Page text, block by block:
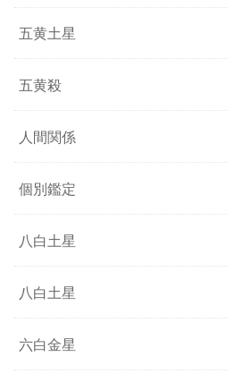
五黄土星
五黄殺
人間関係
個別鑑定
八白土星
八白土星
六白金星